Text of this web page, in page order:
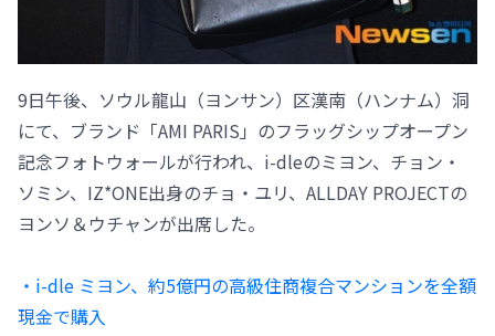
9日午後、ソウル龍山（ヨンサン）区漢南（ハンナム）洞
にて、ブランド「AMI PARIS」のフラッグシップオープン
記念フォトウォールが行われ、i-dleのミヨン、チョン・
ソミン、IZ*ONE出身のチョ・ユリ、ALLDAY PROJECTの
ヨンソ＆ウチャンが出席した。
・i-dle ミヨン、約5億円の高級住商複合マンションを全額
現金で購入